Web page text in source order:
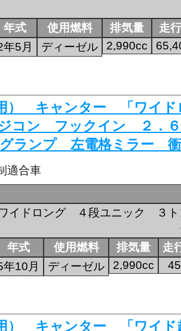
年式
年5月
使用燃料
ディーゼル
排気量
2,990cc
走
） キャンター 「ワイド
コン フックイン ２．
グランプ 左電格ミラー
適合車
イドロング ４段ユニック ３
年式
年10月
使用燃料
ディーゼル
排気量
2,990cc
走
） キャンター 「ワイド